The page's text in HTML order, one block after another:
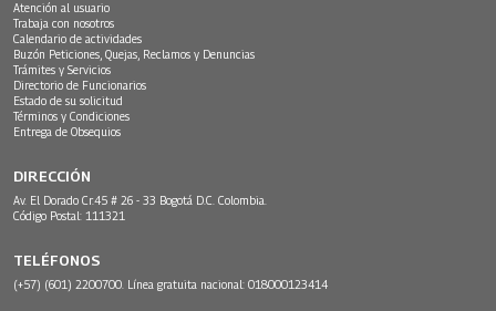
Atención al usuario
Trabaja con nosotros
Calendario de actividades
Buzón Peticiones, Quejas, Reclamos y Denuncias
Trámites y Servicios
Directorio de Funcionarios
Estado de su solicitud
Términos y Condiciones
Entrega de Obsequios
DIRECCIÓN
Av. El Dorado Cr.45 # 26 - 33 Bogotá D.C. Colombia.
Código Postal: 111321
TELÉFONOS
(+57) (601) 2200700. Línea gratuita nacional: 018000123414